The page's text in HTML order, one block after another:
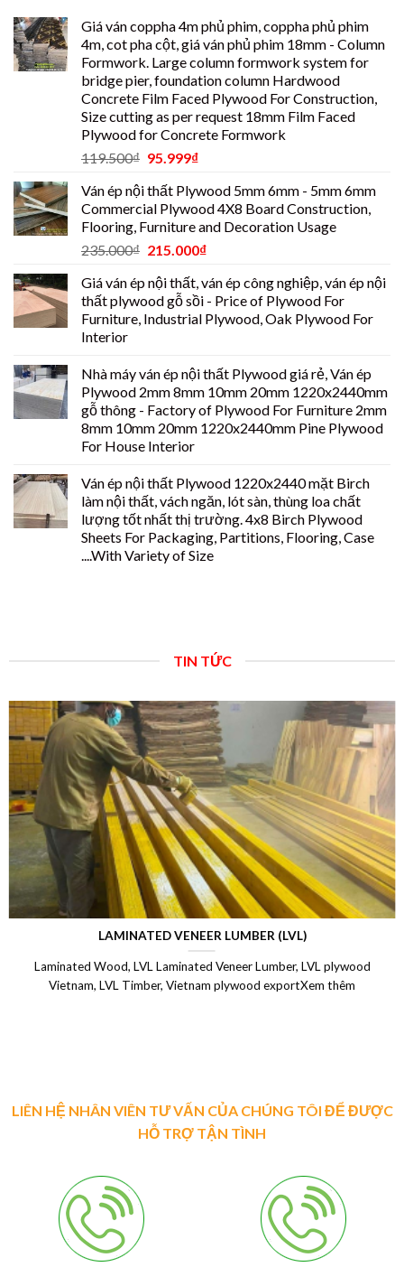
Giá ván coppha 4m phủ phim, coppha phủ phim
4m, cot pha cột, giá ván phủ phim 18mm - Column
Formwork. Large column formwork system for
bridge pier, foundation column Hardwood
Concrete Film Faced Plywood For Construction,
Size cutting as per request 18mm Film Faced
Plywood for Concrete Formwork
119.500₫ 95.999₫
Ván ép nội thất Plywood 5mm 6mm - 5mm 6mm
Commercial Plywood 4X8 Board Construction,
Flooring, Furniture and Decoration Usage
235.000₫ 215.000₫
Giá ván ép nội thất, ván ép công nghiệp, ván ép nội
thất plywood gỗ sồi - Price of Plywood For
Furniture, Industrial Plywood, Oak Plywood For
Interior
Nhà máy ván ép nội thất Plywood giá rẻ, Ván ép
Plywood 2mm 8mm 10mm 20mm 1220x2440mm
gỗ thông - Factory of Plywood For Furniture 2mm
8mm 10mm 20mm 1220x2440mm Pine Plywood
For House Interior
Ván ép nội thất Plywood 1220x2440 mặt Birch
làm nội thất, vách ngăn, lót sàn, thùng loa chất
lượng tốt nhất thị trường. 4x8 Birch Plywood
Sheets For Packaging, Partitions, Flooring, Case
....With Variety of Size
TIN TỨC
LAMINATED VENEER LUMBER (LVL)
Laminated Wood, LVL Laminated Veneer Lumber, LVL plywood
Vietnam, LVL Timber, Vietnam plywood exportXem thêm
LIÊN HỆ NHÂN VIÊN TƯ VẤN CỦA CHÚNG TÔI ĐỂ ĐƯỢC
HỖ TRỢ TẬN TÌNH